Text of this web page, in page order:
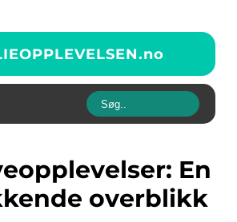
no
overblikk